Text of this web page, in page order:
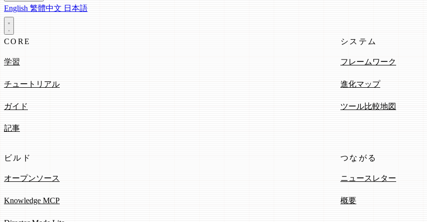
English 繁體中文 日本語
CORE
学習
チュートリアル
ガイド
記事
システム
フレームワーク
進化マップ
ツール比較地図
ビルド
オープンソース
Knowledge MCP
つながる
ニュースレター
概要